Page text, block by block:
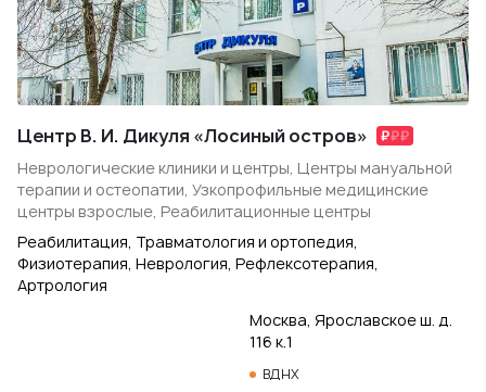
Центр В. И. Дикуля «Лосиный остров»
Неврологические клиники и центры, Центры мануальной
терапии и остеопатии, Узкопрофильные медицинские
центры взрослые, Реабилитационные центры
Реабилитация, Травматология и ортопедия,
Физиотерапия, Неврология, Рефлексотерапия,
Артрология
Москва, Ярославское ш. д.
116 к.1
ВДНХ